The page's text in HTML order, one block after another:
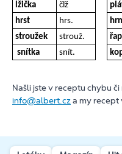
lžička
člž
hrst
hrs.
stroužek
strouž.
snítka
snít.
Našli jste v receptu chybu
info@albert.cza my recept